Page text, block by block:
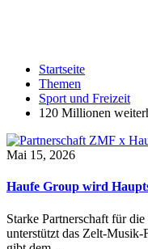
Startseite
Themen
Sport und Freizeit
120 Millionen
Mai 15, 2026
Haufe Group wird
Starke Partnerschaft für
unterstützt das Zelt-